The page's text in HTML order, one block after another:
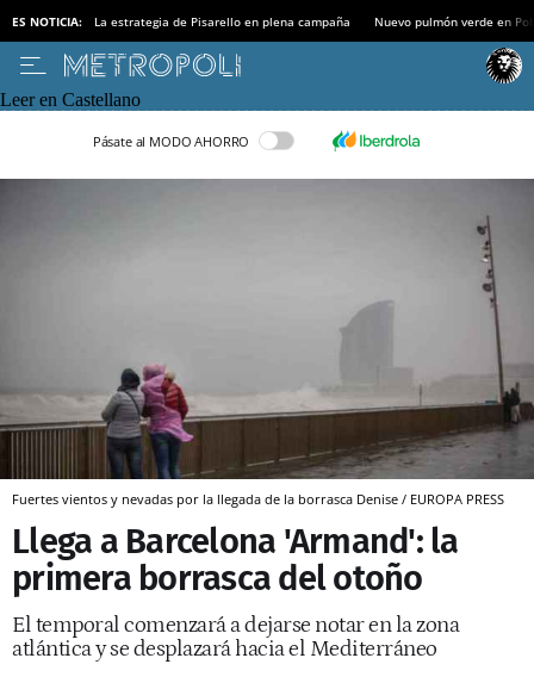
ES NOTICIA: La estrategia de Pisarello en plena campaña Nuevo pulmón verde en
Leer en Castellano
Pásate al MODO AHORRO
Fuertes vientos y nevadas por la llegada de la borrasca Denise / EUROPA PRESS
Llega a Barcelona 'Armand': la
primera borrasca del otoño
El temporal comenzará a dejarse notar en la zona
atlántica y se desplazará hacia el Mediterráneo